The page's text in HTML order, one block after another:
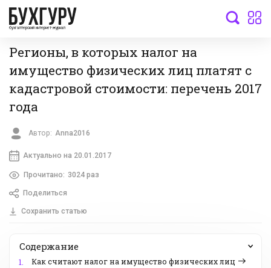
бухгалтерский интернет-журнал
Регионы, в которых налог на
имущество физических лиц платят с
кадастровой стоимости: перечень 2017
года
Автор: Anna2016
Актуально на 20.01.2017
Прочитано: 3024 раз
Поделиться
Сохранить статью
Содержание
1.
Как считают налог на имущество физических лиц